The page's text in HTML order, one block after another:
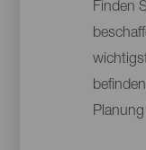
Finden